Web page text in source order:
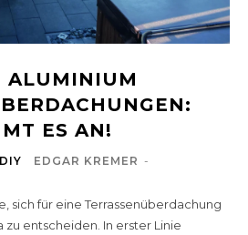
ALUMINIUM
ES AN!
EDGAR KREMER -
sich für eine Terrassenüberdachung
zu entscheiden. In erster Linie